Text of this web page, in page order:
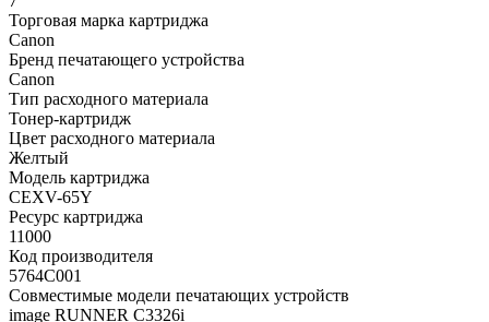
Торговая марка картриджа
Canon
Бренд печатающего устройства
Canon
Тип расходного материала
Тонер-картридж
Цвет расходного материала
Желтый
Модель картриджа
CEXV-65Y
Ресурс картриджа
11000
Код производителя
5764C001
Совместимые модели печатающих устройств
image RUNNER C3326i